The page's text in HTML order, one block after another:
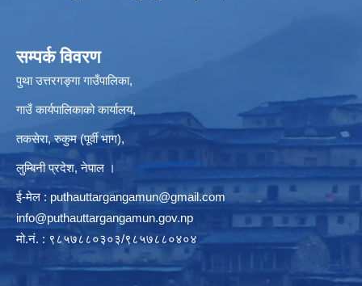
सम्पर्क विवरण
पुथा उत्तरगङ्गा गाउँपालिका,
गाउँ कार्यपालिकाको कार्यालय,
तकसेरा, रुकुम (पूर्वी भाग),
लुम्बिनी प्रदेश, नेपाल ।
ई-मेल : puthauttargangamun@gmail.com
info@puthauttargangamun.gov.np
मो.नं. : ९८५७८८०३०३/९८५७८८०४०४